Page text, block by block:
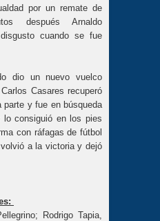
por un remate de
después Arnaldo
cuando se fue
dio un nuevo vuelco
Casares recuperó
parte y fue en búsqueda
lo consiguió en los pies
con ráfagas de fútbol
a la victoria y dejó
Rodrigo Tapia,